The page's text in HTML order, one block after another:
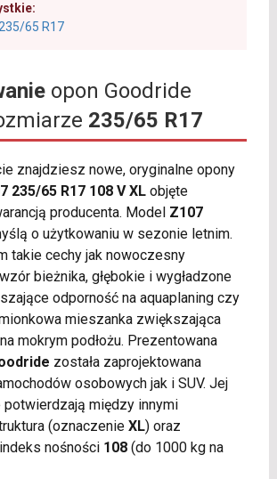
65 R17
opon Goodride
235/65 R17
znajdziesz nowe, oryginalne opony
235/65 R17 108 V XLobjęte
producenta. Model Z107
o użytkowaniu w sezonie letnim.
takie cechy jak nowoczesny
bieżnika, głębokie i wygładzone
odporność na aquaplaning czy
mieszanka zwiększająca
mokrym podłożu. Prezentowana
została zaprojektowana
osobowych jak i SUV. Jej
między innymi
(oznaczenie XL) oraz
nośności 108(do 1000 kg na